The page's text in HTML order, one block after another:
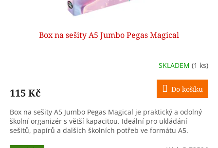
Box na sešity A5 Jumbo Pegas Magical
SKLADEM (1 ks)
115 Kč Do košíku
Box na sešity A5 Jumbo Pegas Magical je praktický a odolný
školní organizér s větší kapacitou. Ideální pro ukládání
sešitů, papírů a dalších školních potřeb ve formátu A5.